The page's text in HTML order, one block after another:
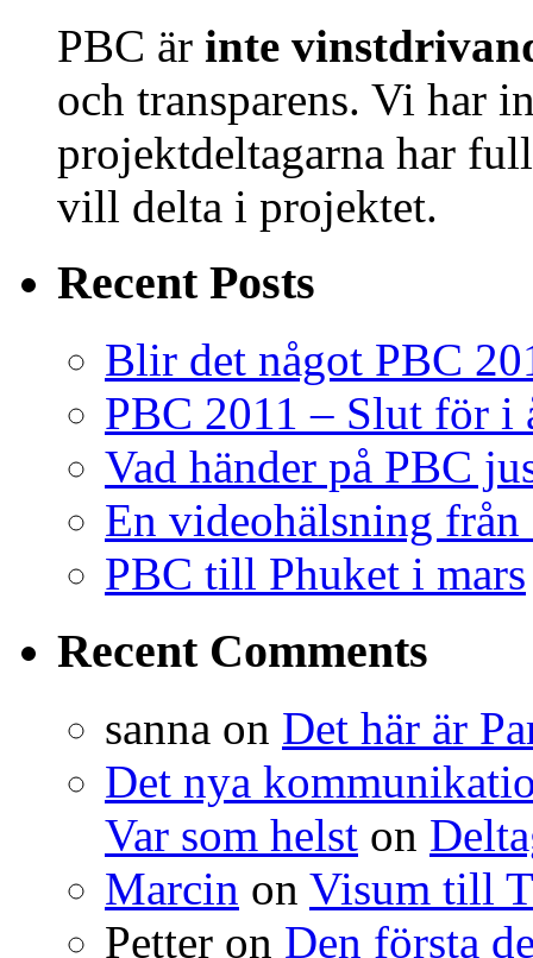
PBC är inte
och transparens. Vi har
projektdeltagarna har
vill delta i projektet.
Recent Posts
Blir det något PBC
PBC 2011 – Slut för i
Vad händer på PBC
En videohälsning
PBC till Phuket i mars
Recent Comments
sanna on Det här är
Det nya
Var som helst on
Marcin on Visum till
Petter on Den första